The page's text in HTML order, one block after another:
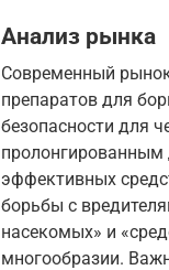
Анализ рынка
Современный
препаратов для
безопасности для
пролонгированным
эффективных
борьбы с
насекомых» и
многообразии.